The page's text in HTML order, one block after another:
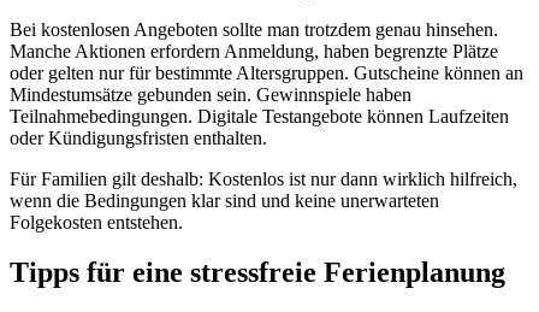
Bei kostenlosen Angeboten sollte man trotzdem genau hinsehen.
Manche Aktionen erfordern Anmeldung, haben begrenzte Plätze
oder gelten nur für bestimmte Altersgruppen. Gutscheine können an
Mindestumsätze gebunden sein. Gewinnspiele haben
Teilnahmebedingungen. Digitale Testangebote können Laufzeiten
oder Kündigungsfristen enthalten.
Für Familien gilt deshalb: Kostenlos ist nur dann wirklich hilfreich,
wenn die Bedingungen klar sind und keine unerwarteten
Folgekosten entstehen.
Tipps für eine stressfreie Ferienplanung